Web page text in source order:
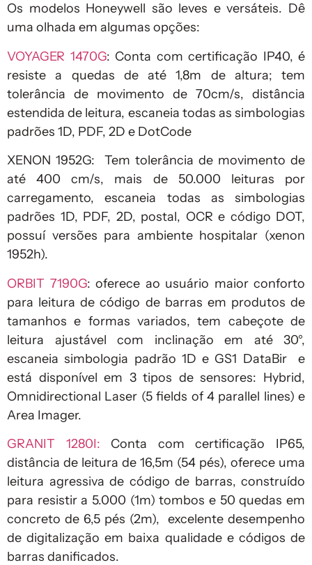
Os modelos Honeywell são leves e versáteis. Dê
uma olhada em algumas opções:
VOYAGER 1470G: Conta com certificação IP40, é
resiste a quedas de até 1,8m de altura; tem
tolerância de movimento de 70cm/s, distância
estendida de leitura, escaneia todas as simbologias
padrões 1D, PDF, 2D e DotCode
XENON 1952G: Tem tolerância de movimento de
até 400 cm/s, mais de 50.000 leituras por
carregamento, escaneia todas as simbologias
padrões 1D, PDF, 2D, postal, OCR e código DOT,
possuí versões para ambiente hospitalar (xenon
1952h).
ORBIT 7190G: oferece ao usuário maior conforto
para leitura de código de barras em produtos de
tamanhos e formas variados, tem cabeçote de
leitura ajustável com inclinação em até 30°,
escaneia simbologia padrão 1D e GS1 DataBir e
está disponível em 3 tipos de sensores: Hybrid,
Omnidirectional Laser (5 fields of 4 parallel lines) e
Area Imager.
GRANIT 1280I: Conta com certificação IP65,
distância de leitura de 16,5m (54 pés), oferece uma
leitura agressiva de código de barras, construído
para resistir a 5.000 (1m) tombos e 50 quedas em
concreto de 6,5 pés (2m), excelente desempenho
de digitalização em baixa qualidade e códigos de
barras danificados.